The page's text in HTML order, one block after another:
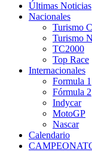
Últimas Noticias
Nacionales
Turismo
Turismo
TC2000
Top Race
Internacionales
Formula 1
Fórmula 2
Indycar
MotoGP
Nascar
Calendario